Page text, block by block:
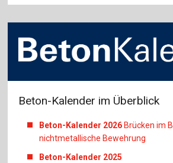
Beton-Kalender im Überblick
Beton-Kalender 2026 Brücken im
nichtmetallische Bewehrung
Beton-Kalender 2025